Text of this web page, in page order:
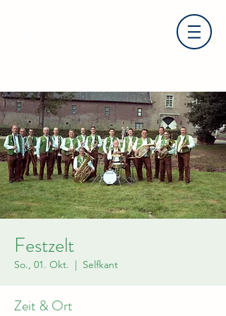
Festzelt
So., 01. Okt.
  |
Selfkant
Zeit & Ort